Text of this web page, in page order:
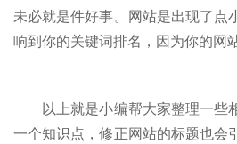
未必就是件好事。网站是出现了点
响到你的关键词排名，因为你的网
以上就是小编帮大家整理一些
一个知识点，修正网站的标题也会